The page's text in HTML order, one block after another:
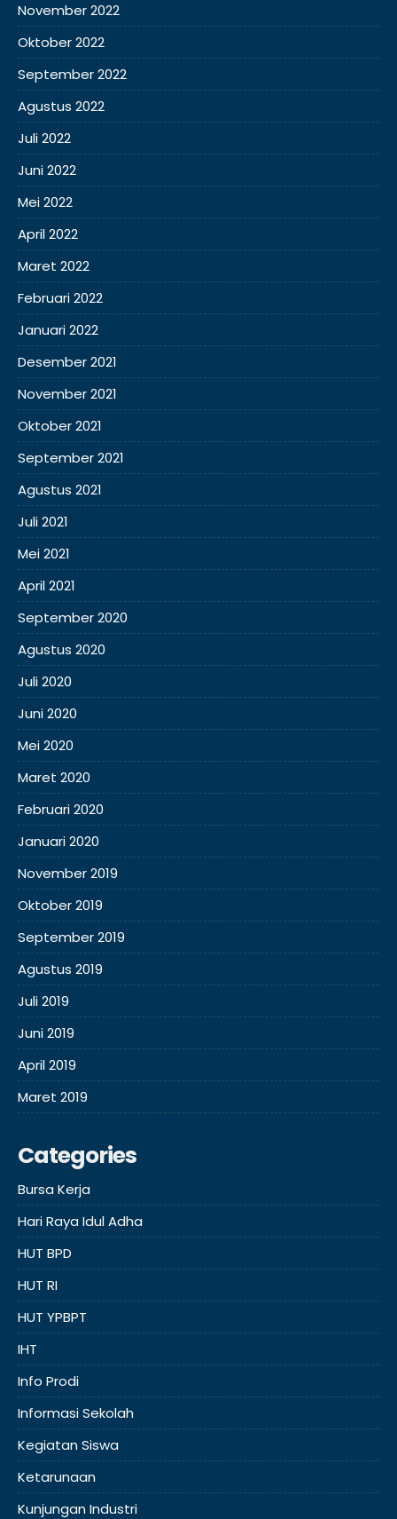
November 2022
Oktober 2022
September 2022
Agustus 2022
Juli 2022
Juni 2022
Mei 2022
April 2022
Maret 2022
Februari 2022
Januari 2022
Desember 2021
November 2021
Oktober 2021
September 2021
Agustus 2021
Juli 2021
Mei 2021
April 2021
September 2020
Agustus 2020
Juli 2020
Juni 2020
Mei 2020
Maret 2020
Februari 2020
Januari 2020
November 2019
Oktober 2019
September 2019
Agustus 2019
Juli 2019
Juni 2019
April 2019
Maret 2019
Categories
Bursa Kerja
Hari Raya Idul Adha
HUT BPD
HUT RI
HUT YPBPT
IHT
Info Prodi
Informasi Sekolah
Kegiatan Siswa
Ketarunaan
Kunjungan Industri